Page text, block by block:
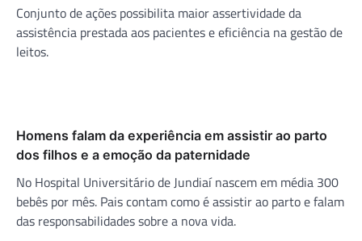
Conjunto de ações possibilita maior assertividade da
assistência prestada aos pacientes e eficiência na gestão de
leitos.
Homens falam da experiência em assistir ao parto
dos filhos e a emoção da paternidade
No Hospital Universitário de Jundiaí nascem em média 300
bebês por mês. Pais contam como é assistir ao parto e falam
das responsabilidades sobre a nova vida.